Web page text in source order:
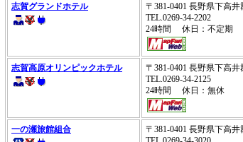
志賀グランドホテル
〒381-0401 長野県下高
TEL.0269-34-2202
24時間 休日：不定期
志賀高原オリンピックホテル
〒381-0401 長野県下高
TEL.0269-34-2125
24時間 休日：無休
一の瀬旅館組合
〒381-0401 長野県下高